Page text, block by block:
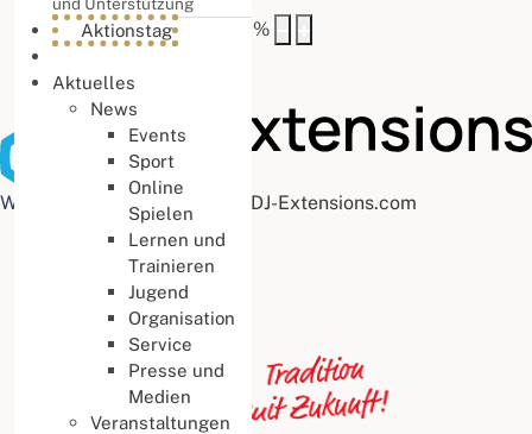
Buchstabenabstand
%
Web Accessibility plugin by DJ-Extensions.com
Aktionstag
Aktuelles
News
Events
Sport
Online
Spielen
Lernen und
Trainieren
Jugend
Organisation
Service
Presse und
Medien
Veranstaltungen